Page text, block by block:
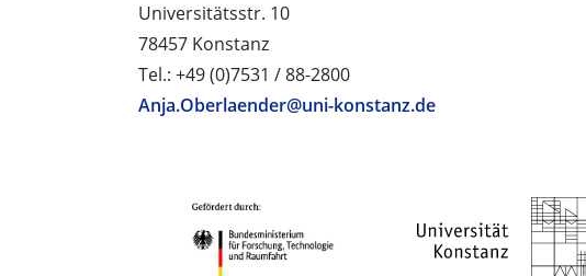
Universitätsstr. 10
78457 Konstanz
Tel.: +49 (0)7531 / 88-2800
Anja.Oberlaender@uni-konstanz.de